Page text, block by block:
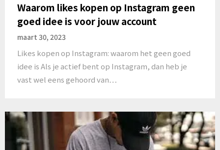
Waarom likes kopen op Instagram geen
goed idee is voor jouw account
maart 30, 2023
Likes kopen op Instagram: waarom het geen goed
idee is Als je actief bent op Instagram, dan heb je
vast wel eens gehoord van…